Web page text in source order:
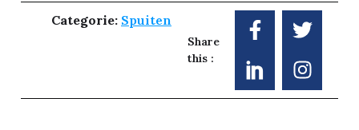
Categorie: Spuiten
Share
this :